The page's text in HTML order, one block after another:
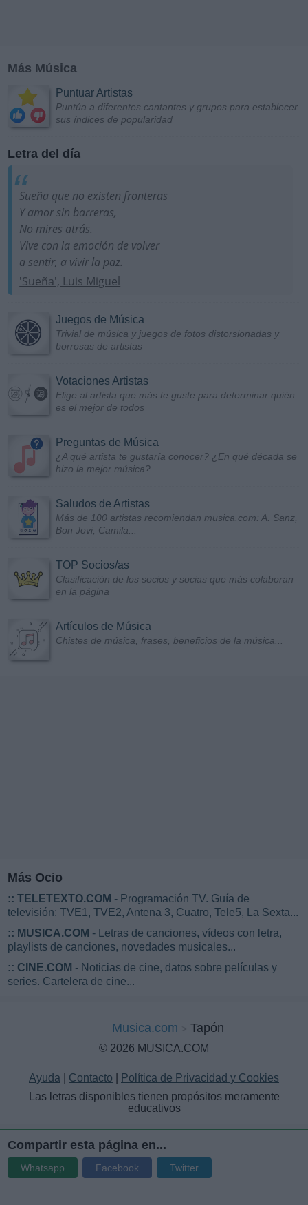
Más Música
Puntuar Artistas
Puntúa a diferentes cantantes y grupos para establecer
sus índices de popularidad
Letra del día
Sueña que no existen fronteras
Y amor sin barreras,
No mires atrás.
Vive con la emoción de volver
a sentir, a vivir la paz.
'Sueña', Luis Miguel
Juegos de Música
Trivial de música y juegos de fotos distorsionadas y
borrosas de artistas
Votaciones Artistas
Elige al artista que más te guste para determinar quién
es el mejor de todos
Preguntas de Música
¿A qué artista te gustaría conocer? ¿En qué década se
hizo la mejor música?...
Saludos de Artistas
Más de 100 artistas recomiendan musica.com: A. Sanz,
Bon Jovi, Camila...
TOP Socios/as
Clasificación de los socios y socias que más colaboran
en la página
Artículos de Música
Chistes de música, frases, beneficios de la música...
Más Ocio
:: TELETEXTO.COM - Programación TV. Guía de
televisión: TVE1, TVE2, Antena 3, Cuatro, Tele5, La Sexta...
:: MUSICA.COM - Letras de canciones, vídeos con letra,
playlists de canciones, novedades musicales...
:: CINE.COM - Noticias de cine, datos sobre películas y
series. Cartelera de cine...
Musica.com Tapón
© 2026 MUSICA.COM
Ayuda Contacto
Política de Privacidad y Cookies
Las letras disponibles tienen propósitos meramente
educativos
Compartir esta página en...
Whatsapp Facebook Twitter